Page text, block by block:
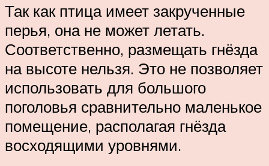
Так как птица имеет закрученные
перья, она не может летать.
Соответственно, размещать гнёзда
на высоте нельзя. Это не позволяет
использовать для большого
поголовья сравнительно маленькое
помещение, располагая гнёзда
восходящими уровнями.